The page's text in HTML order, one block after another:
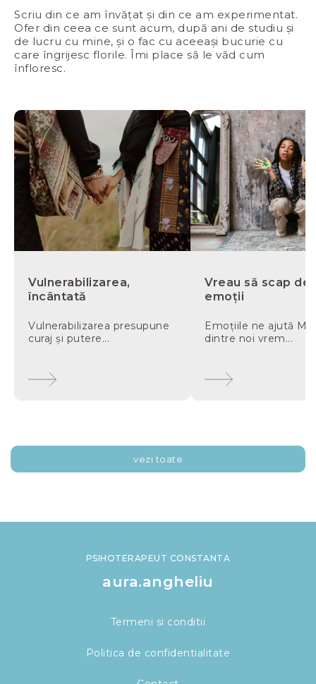
Scriu din ce am învățat și din ce am experimentat.
Ofer din ceea ce sunt acum, după ani de studiu și
de lucru cu mine, și o fac cu aceeași bucurie cu
care îngrijesc florile. Îmi place să le văd cum
înfloresc.
Vulnerabilizarea,
încântată
Vulnerabilizarea presupune
curaj și putere...
Vreau să scap de
emoții
Emoțiile ne ajută
dintre noi vrem...
vezi toate
PSIHOTERAPEUT CONSTANTA
aura.angheliu
Termeni si conditii
Politica de confidentialitate